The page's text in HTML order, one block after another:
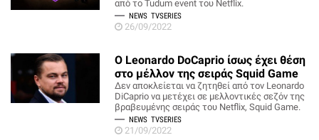
από το Tudum event του Netflix.
NEWS TVSERIES
26/09/2022
O Leonardo DoCaprio ίσως έχει θέση
στο μέλλον της σειράς Squid Game
Δεν αποκλείεται να ζητηθεί από τον Leonardo
DiCaprio να μετέχει σε μελλοντικές σεζόν της
βραβευμένης σειράς του Netflix, Squid Game.
NEWS TVSERIES
21/09/2022